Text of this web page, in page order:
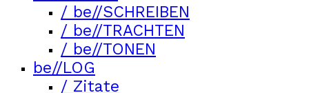
/ be//SCHREIBEN
/ be//TRACHTEN
/ be//TONEN
be//LOG
/ Zitate